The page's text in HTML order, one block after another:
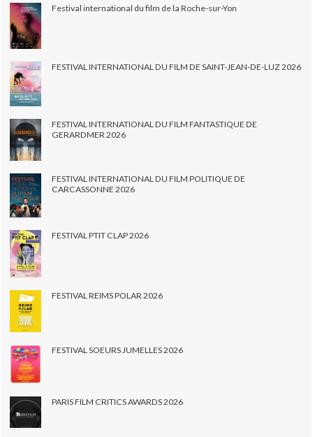
Festival international du film de la Roche-sur-Yon
FESTIVAL INTERNATIONAL DU FILM DE SAINT-JEAN-DE-LUZ 2026
FESTIVAL INTERNATIONAL DU FILM FANTASTIQUE DE
GERARDMER 2026
FESTIVAL INTERNATIONAL DU FILM POLITIQUE DE
CARCASSONNE 2026
FESTIVAL PTIT CLAP 2026
FESTIVAL REIMS POLAR 2026
FESTIVAL SOEURS JUMELLES 2026
PARIS FILM CRITICS AWARDS 2026